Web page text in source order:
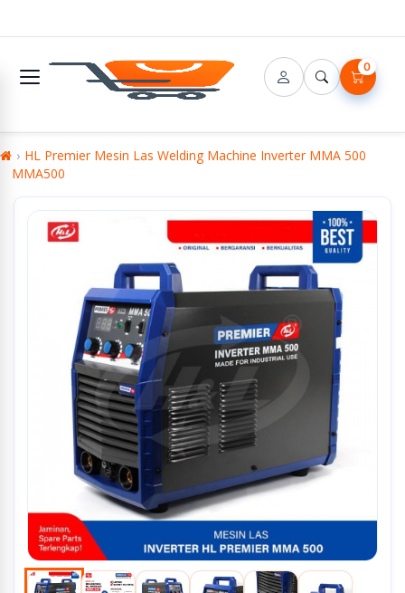
0
HL Premier Mesin Las Welding Machine Inverter MMA 500
MMA500